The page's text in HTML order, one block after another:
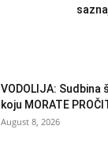
VODOLIJA: Sudbina
koju MORATE
August 8, 2026